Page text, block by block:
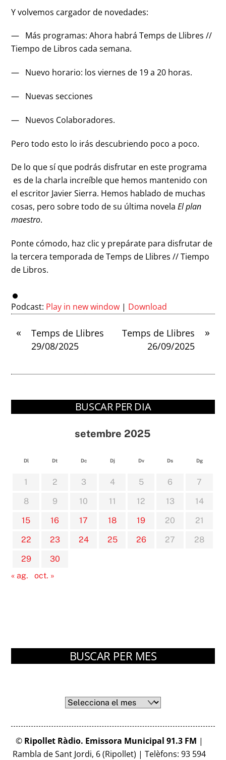
Y volvemos cargador de novedades:
— Más programas: Ahora habrá Temps de Llibres //
Tiempo de Libros cada semana.
— Nuevo horario: los viernes de 19 a 20 horas.
— Nuevas secciones
— Nuevos Colaboradores.
Pero todo esto lo irás descubriendo poco a poco.
De lo que sí que podrás disfrutar en este programa
es de la charla increíble que hemos mantenido con
el escritor Javier Sierra. Hemos hablado de muchas
cosas, pero sobre todo de su última novelaEl plan
maestro.
Ponte cómodo, haz clic y prepárate para disfrutar de
la tercera temporada de Temps de Llibres // Tiempo
de Libros.
Podcast: Play in new window | Download
«
Temps de Llibres
29/08/2025
»
Temps de Llibres
26/09/2025
BUSCAR PER DIA
setembre 2025
Dl Dt Dc Dj Dv Ds Dg
1 2 3 4 5 6
7
8
9 10 11 12 13
14
15
16 17 18 19 20
21
22
23 24 25 26 27
28
29
30
« ag.
oct. »
BUSCAR PER MES
Arxius
© Ripollet Ràdio. Emissora Municipal 91.3 FM |
Rambla de Sant Jordi, 6 (Ripollet) | Telèfons: 93 594